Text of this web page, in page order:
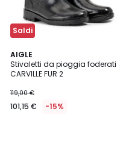
Saldi
AIGLE
Stivaletti da pioggia foderati
CARVILLE FUR 2
119,00 €
101,15 € -15%